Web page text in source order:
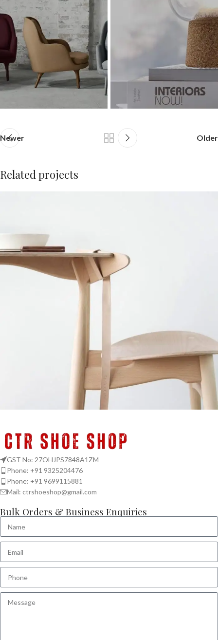
Newer Older
Related projects
Furniture
A lacus bibendum pulvinar
GST No: 27OHJPS7848A1ZM
Phone: +91 9325204476
Phone: +91 9699115881
Mail: ctrshoeshop@gmail.com
Bulk Orders & Business Enquiries